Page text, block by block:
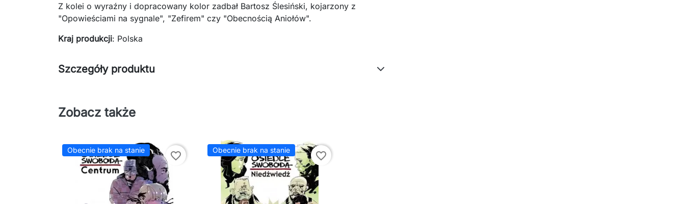
Z kolei o wyraźny i dopracowany kolor zadbał Bartosz Ślesiński, kojarzony z
"Opowieściami na sygnale", "Zefirem" czy "Obecnością Aniołów".
Kraj produkcji: Polska
Szczegóły produktu
Zobacz także
Obecnie brak na stanie favorite_border Obecnie brak na stanie favorite_border